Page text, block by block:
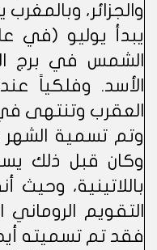
والجزائر، وبالمغرب
يبدأ يوليو (في
الشمس في برج
الأسد. وفلكياً
العقرب وتنتهى
وتم تسمية
باللاتينية،
التقويم
فقد تم تسميته